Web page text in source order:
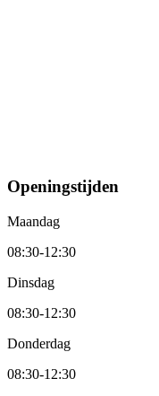
Openingstijden
Maandag
08:30-12:30
Dinsdag
08:30-12:30
Donderdag
08:30-12:30